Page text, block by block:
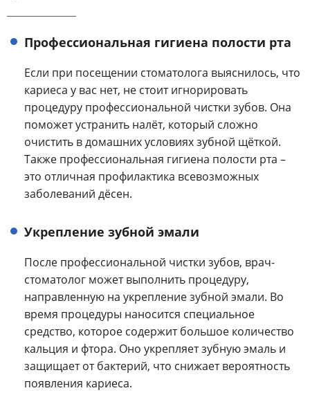
Профессиональная гигиена полости рта
Если при посещении стоматолога выяснилось, что
кариеса у вас нет, не стоит игнорировать
процедуру профессиональной чистки зубов. Она
поможет устранить налёт, который сложно
очистить в домашних условиях зубной щёткой.
Также профессиональная гигиена полости рта –
это отличная профилактика всевозможных
заболеваний дёсен.
Укрепление зубной эмали
После профессиональной чистки зубов, врач-
стоматолог может выполнить процедуру,
направленную на укрепление зубной эмали. Во
время процедуры наносится специальное
средство, которое содержит большое количество
кальция и фтора. Оно укрепляет зубную эмаль и
защищает от бактерий, что снижает вероятность
появления кариеса.